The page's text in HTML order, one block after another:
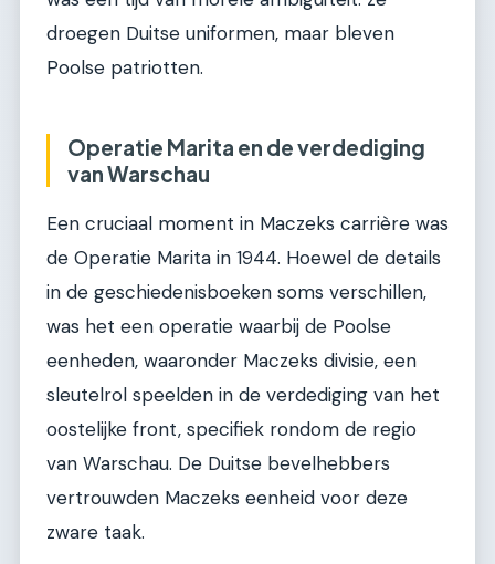
droegen Duitse uniformen, maar bleven
Poolse patriotten.
Operatie Marita en de verdediging
van Warschau
Een cruciaal moment in Maczeks carrière was
de Operatie Marita in 1944. Hoewel de details
in de geschiedenisboeken soms verschillen,
was het een operatie waarbij de Poolse
eenheden, waaronder Maczeks divisie, een
sleutelrol speelden in de verdediging van het
oostelijke front, specifiek rondom de regio
van Warschau. De Duitse bevelhebbers
vertrouwden Maczeks eenheid voor deze
zware taak.